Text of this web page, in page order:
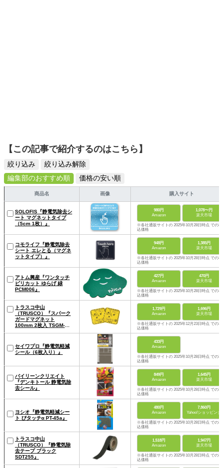
【この記事で紹介するのはこちら】
絞り込み
絞り込み解除
編集部のおすすめ順
価格の安い順
商品名 画像 購入サイト
SOLOFIS『静電気除去シ
ート マグネットタイプ
（5cm 1枚）』
980円
Amazon
1,078〜円
楽天市場
※各社通販サイトの 2025年10月28日時点 での税
込価格
コモライフ『静電気除去
シート エレとる（マグネ
ットタイプ）』
948円
Amazon
1,385円
楽天市場
※各社通販サイトの 2025年10月28日時点 での税
込価格
アトム興産『ワンタッチ
ピリカット ゆらげ 緑
PCM006』
427円
Amazon
470円
楽天市場
※各社通販サイトの 2025年10月28日時点 での税
込価格
トラスコ中山
（TRUSCO）『スパーク
ガードマグネット
100mm 2枚入 TSGM-
1,729円
Amazon
1,696円
楽天市場
※各社通販サイトの 2025年12月23日時点 での税
込価格
セイワプロ『静電気軽減
シール（6枚入り）』
433円
Amazon
※各社通販サイトの 2025年10月28日時点 での税
込価格
バイリーンクリエイト
『デンキトール 静電気除
去シール』
849円
Amazon
1,645円
楽天市場
※各社通販サイトの 2025年10月28日時点 での税
込価格
ヨシオ『静電気軽減シー
ト ぴタッチα PT-45a』
480円
Amazon
7,860円
Yahoo!ショッピング
※各社通販サイトの 2025年10月28日時点 での税
込価格
トラスコ中山
（TRUSCO）『静電気除
去テープ ブラック
SDT255』
1,518円
Amazon
1,947円
楽天市場
※各社通販サイトの 2025年10月28日時点 での税
込価格